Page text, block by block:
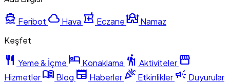
directions_boat Feribot cloud Hava local_pharmacy EczanemosqueNamaz
Keşfet
restaurant Yeme & İçme hotel Konaklama hiking Aktiviteler storefront
Hizmetlermenu_book Blog newspaper Haberler celebrationEtkinlikler campaign Duyurular